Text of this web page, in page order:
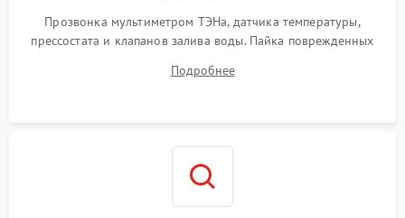
Прозвонка мультиметром ТЭНа, датчика температуры,
прессостата и клапанов залива воды. Пайка поврежденных
Восстановление целостности проводки и контактов.
Подробнее